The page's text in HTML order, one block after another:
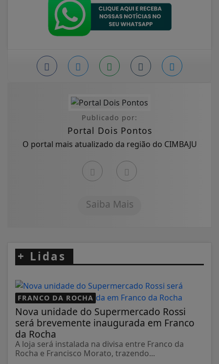
Publicado por:
Portal Dois Pontos
O portal mais atualizado da região do CIMBAJU
Saiba Mais
+ Lidas
FRANCO DA ROCHA
Nova unidade do Supermercado Rossi
será brevemente inaugurada em Franco
da Rocha
A loja será instalada na divisa entre Franco da
Rocha e Francisco Morato, trazendo...